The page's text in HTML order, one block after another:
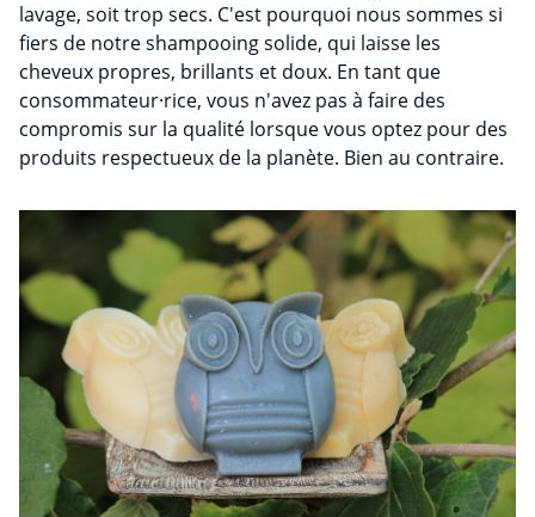
lavage, soit trop secs. C'est pourquoi nous sommes si
fiers de notre shampooing solide, qui laisse les
cheveux propres, brillants et doux. En tant que
consommateur·rice, vous n'avez pas à faire des
compromis sur la qualité lorsque vous optez pour des
produits respectueux de la planète. Bien au contraire.